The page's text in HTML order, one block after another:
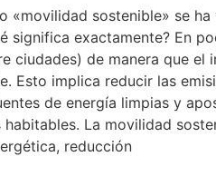
«movilidad sostenible» se
significa exactamente? En
ciudades) de manera que el
Esto implica reducir las
de energía limpias y
La movilidad
reducción